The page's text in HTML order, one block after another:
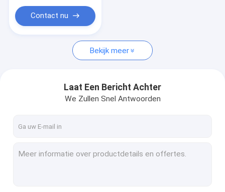
Contact nu
Bekijk meer
Laat Een Bericht Achter
We Zullen Snel Antwoorden